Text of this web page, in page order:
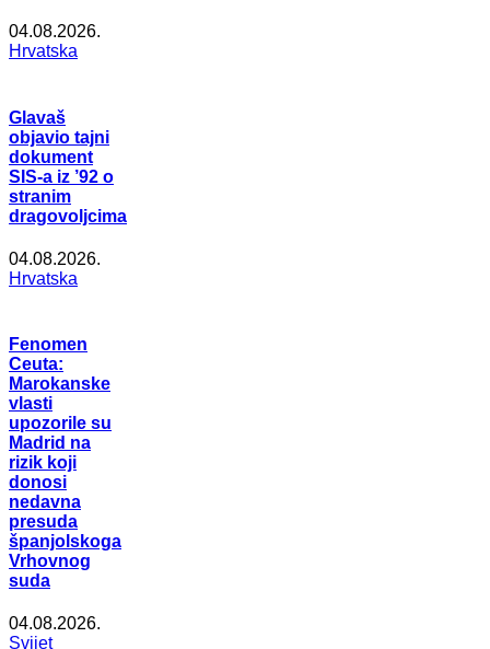
04.08.2026.
Hrvatska
Glavaš
objavio tajni
dokument
SIS-a iz ’92 o
stranim
dragovoljcima
04.08.2026.
Hrvatska
Fenomen
Ceuta:
Marokanske
vlasti
upozorile su
Madrid na
rizik koji
donosi
nedavna
presuda
španjolskoga
Vrhovnog
suda
04.08.2026.
Svijet